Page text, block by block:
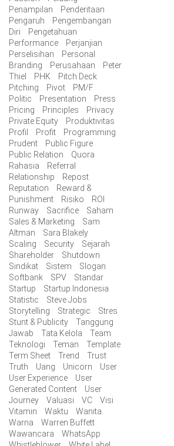
Penampilan
Penderitaan
Pengaruh
Pengembangan
Diri
Pengetahuan
Performance
Perjanjian
Perselisihan
Personal
Branding
Perusahaan
Peter
Thiel
PHK
Pitch Deck
Pitching
Pivot
PM/F
Politic
Presentation
Press
Pricing
Principles
Privacy
Private Equity
Produktivitas
Profil
Profit
Programming
Prudent
Public Figure
Public Relation
Quora
Rahasia
Referral
Relationship
Repost
Reputation
Reward &
Punishment
Risiko
ROI
Runway
Sacrifice
Saham
Sales & Marketing
Sam
Altman
Sara Blakely
Scaling
Security
Sejarah
Shareholder
Shutdown
Sindikat
Sistem
Slogan
Softbank
SPV
Standar
Startup
Startup Indonesia
Statistic
Steve Jobs
Storytelling
Strategic
Stres
Stunt & Publicity
Tanggung
Jawab
Tata Kelola
Team
Teknologi
Teman
Template
Term Sheet
Trend
Trust
Truth
Uang Unicorn
User
User Experience
User
Generated Content
User
Journey
Valuasi VC
Visi
Vitamin
Waktu
Wanita
Warna
Warren Buffett
Wawancara
WhatsApp